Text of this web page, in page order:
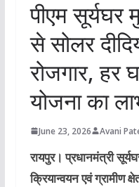
पीएम सूर्यघर
से सोलर
रोजगार, हर
योजना का
June 23, 2026 Avani
रायपुर। प्रधानमंत्री
क्रियान्वयन एवं ग्रामीण